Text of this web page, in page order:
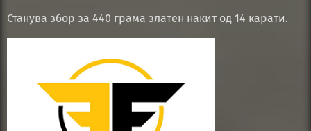
Станува збор за 440 грама златен накит од 14 карати.